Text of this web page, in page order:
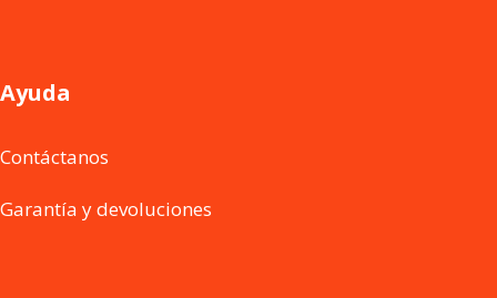
Ayuda
Contáctanos
Garantía y devoluciones